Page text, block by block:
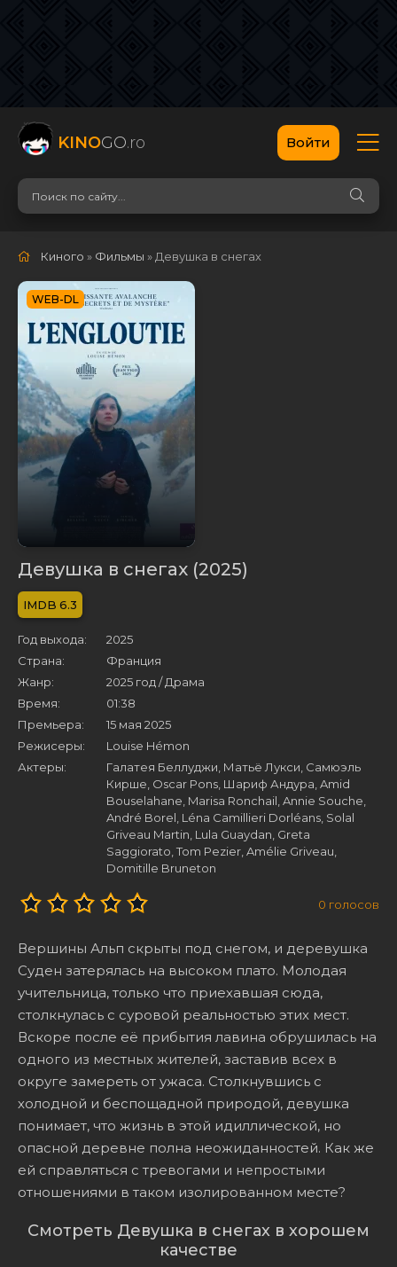
KINOGO.ro Войти
Киного » Фильмы » Девушка в снегах
WEB-DL
Девушка в снегах (2025)
6.3
Год выхода:
2025
Страна:
Франция
Жанр:
2025 год / Драма
Время:
01:38
Премьера:
15 мая 2025
Режисеры:
Louise Hémon
Актеры:
Галатея Беллуджи, Матьё Лукси, Самюэль
Кирше, Oscar Pons, Шариф Андура, Amid
Bouselahane, Marisa Ronchail, Annie Souche,
André Borel, Léna Camillieri Dorléans, Solal
Griveau Martin, Lula Guaydan, Greta
Saggiorato, Tom Pezier, Amélie Griveau,
Domitille Bruneton
0 голосов
Вершины Альп скрыты под снегом, и деревушка
Суден затерялась на высоком плато. Молодая
учительница, только что приехавшая сюда,
столкнулась с суровой реальностью этих мест.
Вскоре после её прибытия лавина обрушилась на
одного из местных жителей, заставив всех в
округе замереть от ужаса. Столкнувшись с
холодной и беспощадной природой, девушка
понимает, что жизнь в этой идиллической, но
опасной деревне полна неожиданностей. Как же
ей справляться с тревогами и непростыми
отношениями в таком изолированном месте?
Смотреть Девушка в снегах в хорошем
качестве